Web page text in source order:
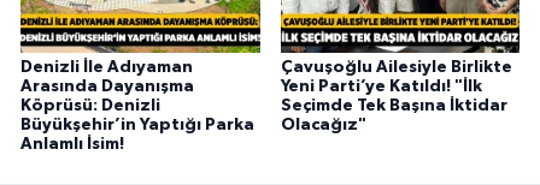
Denizli İle Adıyaman
Arasında Dayanışma
Köprüsü: Denizli
Büyükşehir’in Yaptığı Parka
Anlamlı İsim!
Çavuşoğlu Ailesiyle Birlikte
Yeni Parti’ye Katıldı! "İlk
Seçimde Tek Başına İktidar
Olacağız"